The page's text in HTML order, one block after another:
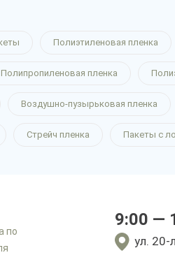
Полиэтиленовая пленка
Полипропиленовая пленка
Воздушно-пузырьковая пленка
Стрейч пленка Пакеты с
по
9:00 —
ул. 20-